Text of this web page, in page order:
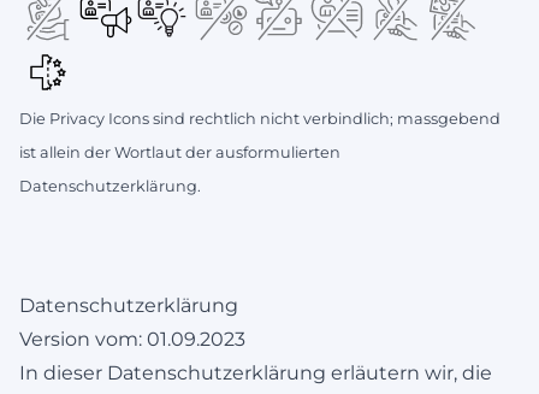
Die Privacy Icons sind rechtlich nicht verbindlich; massgebend
ist allein der Wortlaut der ausformulierten
Datenschutzerklärung.
Datenschutzerklärung
Version vom: 01.09.2023
In dieser Datenschutzerklärung erläutern wir, die